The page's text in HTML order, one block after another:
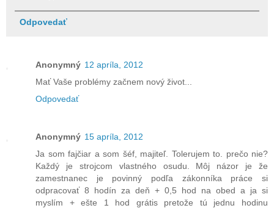
Odpovedať
Anonymný 12 apríla, 2012
Mať Vaše problémy začnem nový život...
Odpovedať
Anonymný 15 apríla, 2012
Ja som fajčiar a som šéf, majiteľ. Tolerujem to. prečo nie?
Každý je strojcom vlastného osudu. Môj názor je že
zamestnanec je povinný podľa zákonníka práce si
odpracovať 8 hodín za deň + 0,5 hod na obed a ja si
myslím + ešte 1 hod grátis pretože tú jednu hodinu